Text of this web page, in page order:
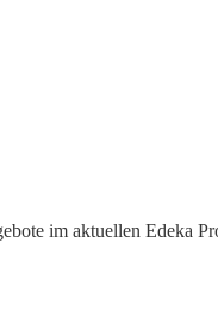
im aktuellen Edeka